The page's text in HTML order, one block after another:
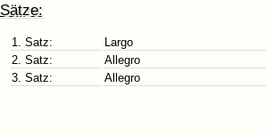
Sätze:
1. Satz:
Largo
2. Satz:
Allegro
3. Satz:
Allegro